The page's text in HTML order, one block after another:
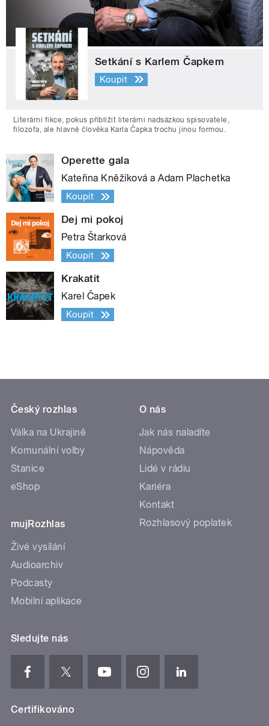
Setkání s Karlem Čapkem
Koupit
Literární fikce, pokus přiblížit literární nadsázkou spisovatele,
filozofa, ale hlavně člověka Karla Čapka trochu jinou formou.
Operette gala
Kateřina Kněžíková a Adam Plachetka
Koupit
Dej mi pokoj
Petra Štarková
Koupit
Krakatit
Karel Čapek
Koupit
Český rozhlas
Válka na Ukrajině
Komunální volby
Stanice
eShop
mujRozhlas
Živé vysílání
Audioarchiv
Podcasty
Mobilní aplikace
O nás
Jak nás naladíte
Nápověda
Lidé v rádiu
Kariéra
Kontakt
Rozhlasový poplatek
Sledujte nás
Certifikováno